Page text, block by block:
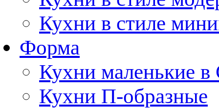
Кухни в стиле
Форма
Кухни маленькие в
Кухни П-образные